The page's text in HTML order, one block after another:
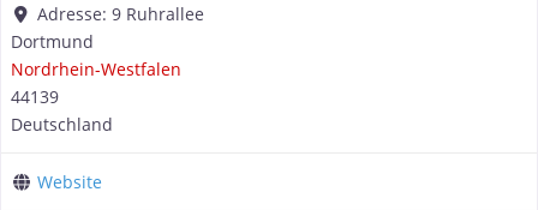
Adresse: 9 Ruhrallee
Dortmund
Nordrhein-Westfalen
44139
Deutschland
Website